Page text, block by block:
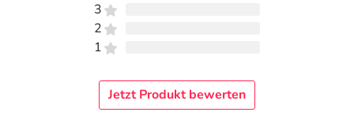
3
2
1
Jetzt Produkt bewerten